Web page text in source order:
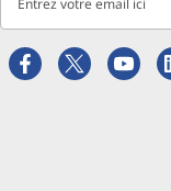
Entrez votre email ici